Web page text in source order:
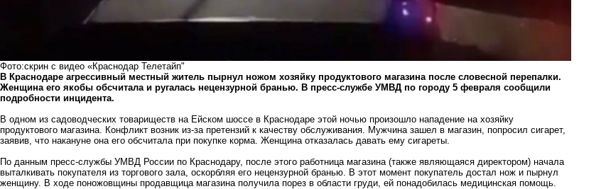
Фото:скрин с видео «Краснодар Телетайп"
В Краснодаре агрессивный местный житель пырнул ножом хозяйку продуктового магазина после словесной перепалки.
Женщина его якобы обсчитала и ругалась нецензурной бранью. В пресс-службе УМВД по городу 5 февраля сообщили
подробности инцидента.
В одном из садоводческих товариществ на Ейском шоссе в Краснодаре этой ночью произошло нападение на хозяйку
продуктового магазина. Конфликт возник из-за претензий к качеству обслуживания. Мужчина зашел в магазин, попросил сигарет,
заявив, что накануне она его обсчитала при покупке корма. Женщина отказалась давать ему сигареты.
По данным пресс-службы УМВД России по Краснодару, после этого работница магазина (также являющаяся директором) начала
выталкивать покупателя из торгового зала, оскорбляя его нецензурной бранью. В этот момент покупатель достал нож и пырнул
женщину. В ходе поножовщины продавщица магазина получила порез в области груди, ей понадобилась медицинская помощь.